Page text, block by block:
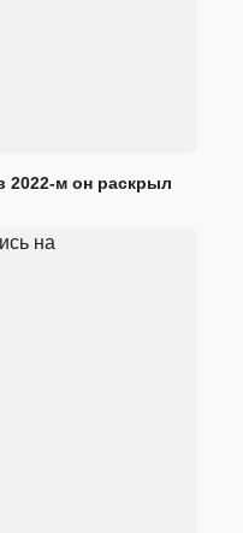
2022-м он раскрыл